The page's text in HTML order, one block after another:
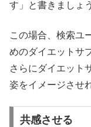
す」と書きましょ
この場合、検索ユ
めのダイエットサ
さらにダイエット
姿をイメージさせ
共感させる